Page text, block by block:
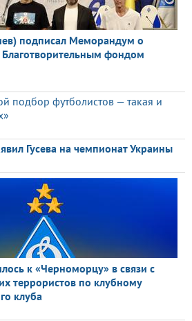
подписал Меморандум о
Благотворительным фондом
подбор футболистов — такая и
Гусева на чемпионат Украины
к «Черноморцу» в связи с
террористов по клубному
клуба